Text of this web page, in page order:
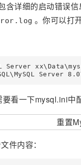
含详细的启动错误
。你可以打
Server
Server
看一下mysql.ini
件内容：